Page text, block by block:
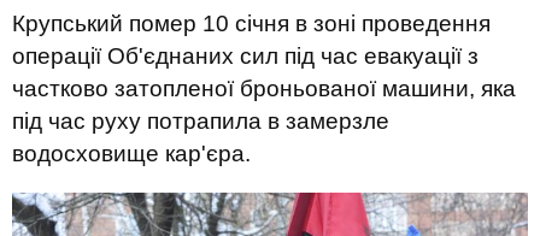
Крупський помер 10 січня в зоні проведення
операції Об'єднаних сил під час евакуації з
частково затопленої броньованої машини, яка
під час руху потрапила в замерзле
водосховище кар'єра.